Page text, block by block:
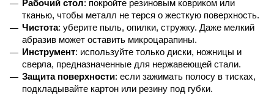
Рабочий стол: покройте резиновым ковриком или
тканью, чтобы металл не терся о жесткую поверхность.
Чистота: уберите пыль, опилки, стружку. Даже мелкий
абразив может оставить микроцарапины.
Инструмент: используйте только диски, ножницы и
сверла, предназначенные для нержавеющей стали.
Защита поверхности: если зажимать полосу в тисках,
подкладывайте картон или резину под губки.